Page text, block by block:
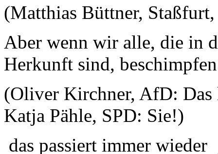
(Matthias Büttner,
Aber wenn wir alle, die in
Herkunft sind,
(Oliver Kirchner, AfD: Das
Katja Pähle, SPD: Sie!)
das passiert immer